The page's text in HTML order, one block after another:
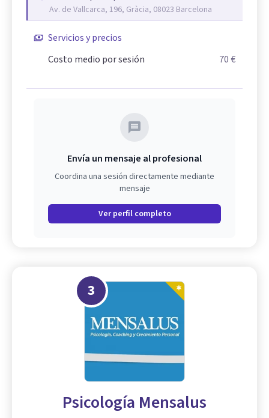
Av. de Vallcarca, 196, Gràcia, 08023 Barcelona
Servicios y precios
Costo medio por sesión
70 €
Envía un mensaje al profesional
Coordina una sesión directamente mediante
mensaje
Ver perfil completo
3
Psicología Mensalus